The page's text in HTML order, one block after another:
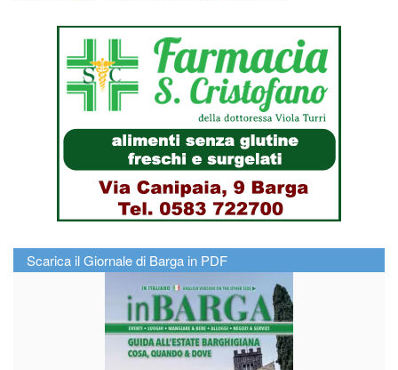
Scarica il Giornale di Barga in PDF